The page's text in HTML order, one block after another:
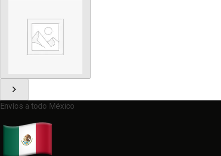
chevron_right
Envíos a todo México